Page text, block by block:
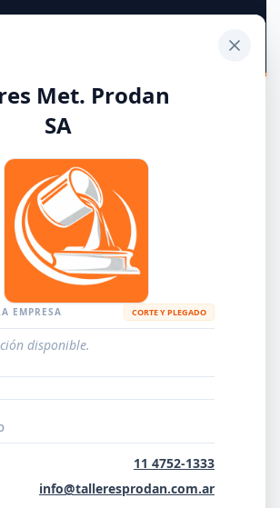
Metalúrgicas y Siderúrgicas
METALÚRGICAS
AGREGAR EMPRESA 0RESULTADOS
Met. Prodan
SA
EMPRESA CORTE Y PLEGADO
disponible.
11 4752-1333
info@talleresprodan.com.ar